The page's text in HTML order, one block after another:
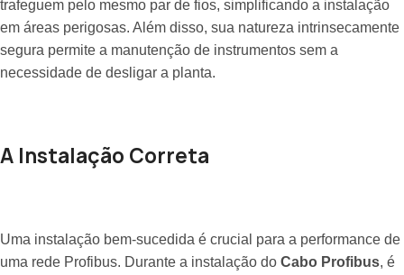
trafeguem pelo mesmo par de fios, simplificando a instalação
em áreas perigosas. Além disso, sua natureza intrinsecamente
segura permite a manutenção de instrumentos sem a
necessidade de desligar a planta.
A Instalação Correta
Uma instalação bem-sucedida é crucial para a performance de
uma rede Profibus. Durante a instalação do Cabo Profibus, é